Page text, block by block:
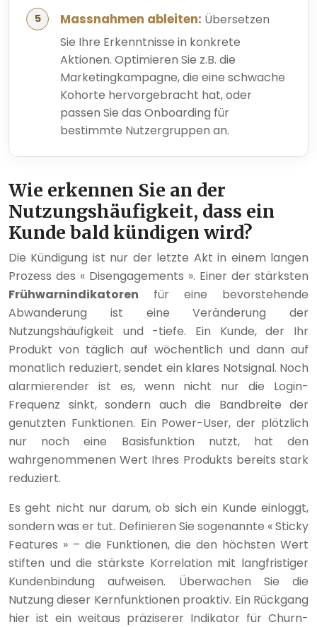
Massnahmen ableiten: Übersetzen
Sie Ihre Erkenntnisse in konkrete
Aktionen. Optimieren Sie z.B. die
Marketingkampagne, die eine schwache
Kohorte hervorgebracht hat, oder
passen Sie das Onboarding für
bestimmte Nutzergruppen an.
Wie erkennen Sie an der
Nutzungshäufigkeit, dass ein
Kunde bald kündigen wird?
Die Kündigung ist nur der letzte Akt in einem langen
Prozess des « Disengagements ». Einer der stärksten
Frühwarnindikatoren für eine bevorstehende
Abwanderung ist eine Veränderung der
Nutzungshäufigkeit und -tiefe. Ein Kunde, der Ihr
Produkt von täglich auf wöchentlich und dann auf
monatlich reduziert, sendet ein klares Notsignal. Noch
alarmierender ist es, wenn nicht nur die Login-
Frequenz sinkt, sondern auch die Bandbreite der
genutzten Funktionen. Ein Power-User, der plötzlich
nur noch eine Basisfunktion nutzt, hat den
wahrgenommenen Wert Ihres Produkts bereits stark
reduziert.
Es geht nicht nur darum, ob sich ein Kunde einloggt,
sondern was er tut. Definieren Sie sogenannte « Sticky
Features » – die Funktionen, die den höchsten Wert
stiften und die stärkste Korrelation mit langfristiger
Kundenbindung aufweisen. Überwachen Sie die
Nutzung dieser Kernfunktionen proaktiv. Ein Rückgang
hier ist ein weitaus präziserer Indikator für Churn-